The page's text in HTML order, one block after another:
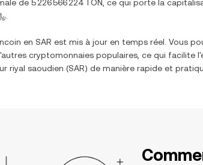
de 5 226 566 224 TON , ce qui porte la
﷼17
en SAR est mis à jour en temps réel. Vous
cryptomonnaies populaires, ce qui facilite
riyal saoudien (SAR) de manière rapide et